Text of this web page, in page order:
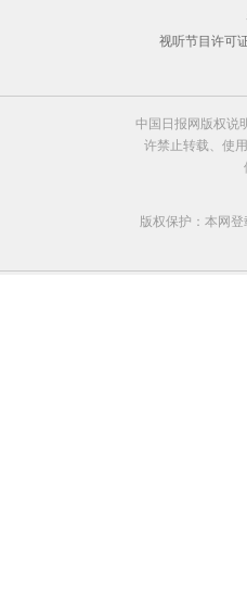
视听节目许可
中国日报网版权说
许禁止转载、使
版权保护：本网